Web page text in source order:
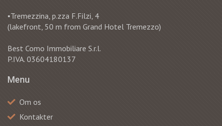
•Tremezzina, p.zza F.Filzi, 4
(lakefront, 50 m from Grand Hotel Tremezzo)
Best Como Immobiliare S.r.l.
P.IVA. 03604180137
Menu
Om os
Kontakter